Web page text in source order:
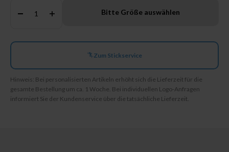
Bitte Größe auswählen
Zum Stickservice
Hinweis: Bei personalisierten Artikeln erhöht sich die Lieferzeit für die
gesamte Bestellung um ca. 1 Woche. Bei individuellen Logo-Anfragen
informiert Sie der Kundenservice über die tatsächliche Lieferzeit.